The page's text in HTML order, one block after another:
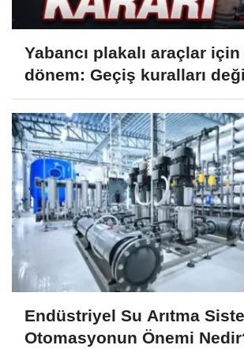
Yabancı plakalı araçlar
dönem: Geçiş kuralları
Endüstriyel Su Arıtma
Otomasyonun Önemi